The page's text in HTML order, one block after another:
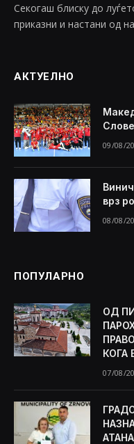
Секогаш блиску до
приказни и настани од
АКТУЕЛНО
09/08/
врз
08/08/
ПОПУЛАРНО
ОД
КОГА
07/08/